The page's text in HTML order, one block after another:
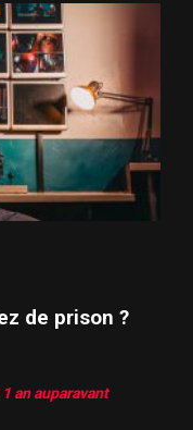
de prison ?
1 an auparavant